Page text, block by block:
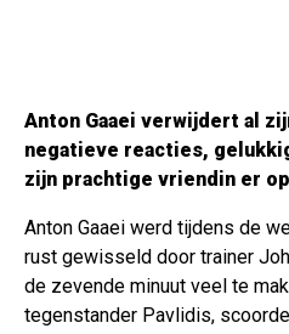
Anton Gaaei verwijdert al
negatieve reacties,
zijn prachtige vriendin er
Anton Gaaei werd tijdens de
rust gewisseld door trainer
de zevende minuut veel te
tegenstander Pavlidis,